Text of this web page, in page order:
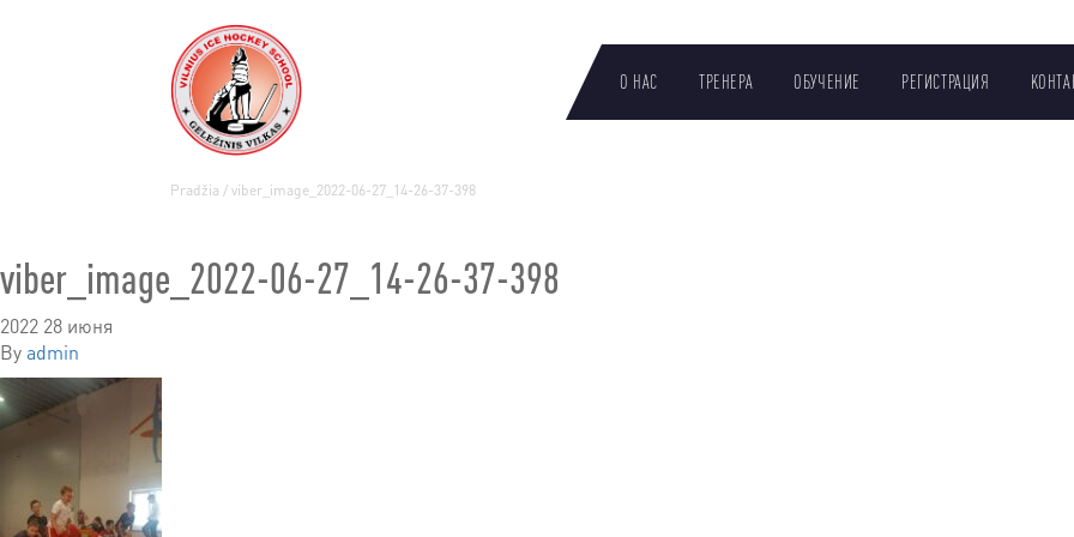
О НАС ТРЕНЕРА OБУЧЕНИЕ РЕГИСТРАЦИЯ
Pradžia / viber_image_2022-06-27_14-26-37-398
viber_image_2022-06-27_14-26-37-398
2022 28 июня
Byadmin